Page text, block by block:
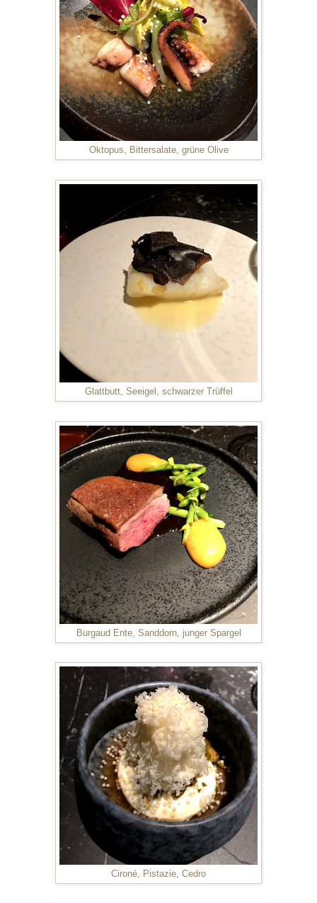
Oktopus, Bittersalate, grüne Olive
Glattbutt, Seeigel, schwarzer Trüffel
Burgaud Ente, Sanddorn, junger Spargel
Cironé, Pistazie, Cedro